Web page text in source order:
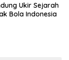
Ukir Sejarah
Bola Indonesia